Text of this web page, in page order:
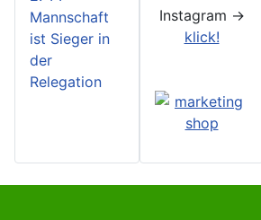
Mannschaft
ist Sieger in
der
Relegation
Instagram ->
klick!